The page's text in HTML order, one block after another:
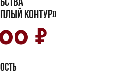
КОНТУР»
₽